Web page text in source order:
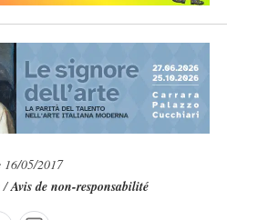
05/2017
/Avis de non-responsabilité